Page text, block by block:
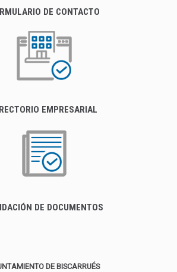
DE CONTACTO
EMPRESARIAL
DE DOCUMENTOS
DE BISCARRUÉS